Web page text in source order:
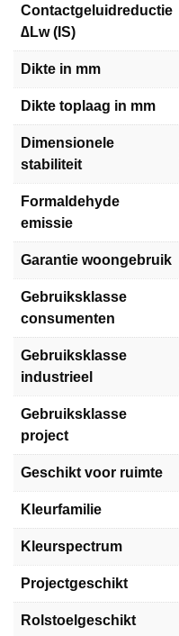
Contactgeluidreductie
∆Lw (IS)
Dikte in mm
Dikte toplaag in mm
Dimensionele
stabiliteit
Formaldehyde
emissie
Garantie woongebruik
Gebruiksklasse
consumenten
Gebruiksklasse
industrieel
Gebruiksklasse
project
Geschikt voor ruimte
Kleurfamilie
Kleurspectrum
Projectgeschikt
Rolstoelgeschikt